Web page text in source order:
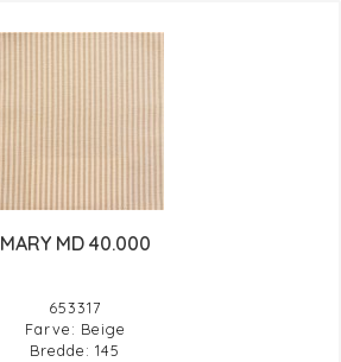
MARY MD 40.000
653317
Farve: Beige
Bredde: 145